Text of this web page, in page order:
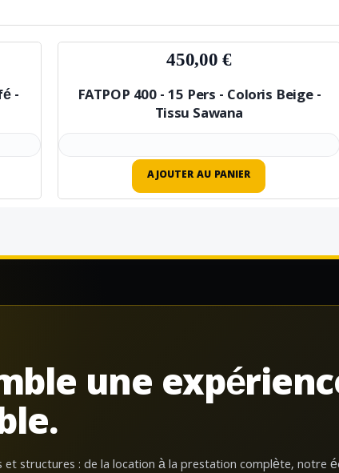
-
450,00 €
FATPOP 400 - 15 Pers - Coloris Beige -
Tissu Sawana
AJOUTER AU PANIER
une
structures : de la location à la prestation complète, notre